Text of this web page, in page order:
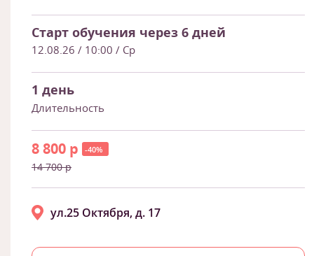
Старт обучения через 6 дней
12.08.26 / 10:00 / Ср
1 день
Длительность
8 800 р -40%
14 700 р
ул.25 Октября, д. 17